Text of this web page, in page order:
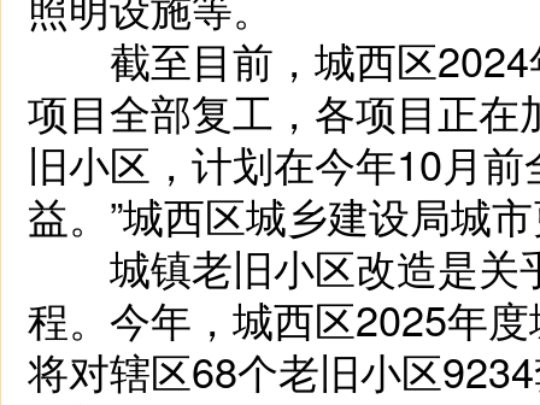
截至目前，城西区2024
项目全部复工，各项目正在
旧小区，计划在今年10月
益。”城西区城乡建设局城
城镇老旧小区改造是关
程。今年，城西区2025年
将对辖区68个老旧小区